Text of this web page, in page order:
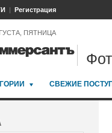
Регистрация
ПЯТНИЦА
СВЕЖИЕ